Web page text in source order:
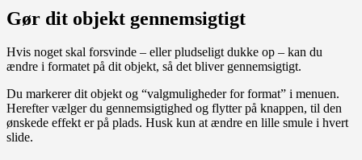
Gør dit objekt gennemsigtigt
Hvis noget skal forsvinde – eller pludseligt dukke op – kan du
ændre i formatet på dit objekt, så det bliver gennemsigtigt.
Du markerer dit objekt og “valgmuligheder for format” i menuen.
Herefter vælger du gennemsigtighed og flytter på knappen, til den
ønskede effekt er på plads. Husk kun at ændre en lille smule i hvert
slide.